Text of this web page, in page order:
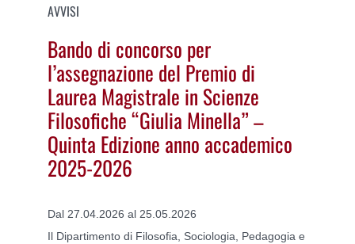
AVVISI
Bando di concorso per
l’assegnazione del Premio di
Laurea Magistrale in Scienze
Filosofiche “Giulia Minella” –
Quinta Edizione anno accademico
2025-2026
Dal 27.04.2026 al 25.05.2026
Il Dipartimento di Filosofia, Sociologia, Pedagogia e